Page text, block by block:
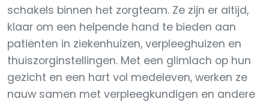
schakels binnen het zorgteam. Ze zijn er altijd,
klaar om een helpende hand te bieden aan
patiënten in ziekenhuizen, verpleeghuizen en
thuiszorginstellingen. Met een glimlach op hun
gezicht en een hart vol medeleven, werken ze
nauw samen met verpleegkundigen en andere